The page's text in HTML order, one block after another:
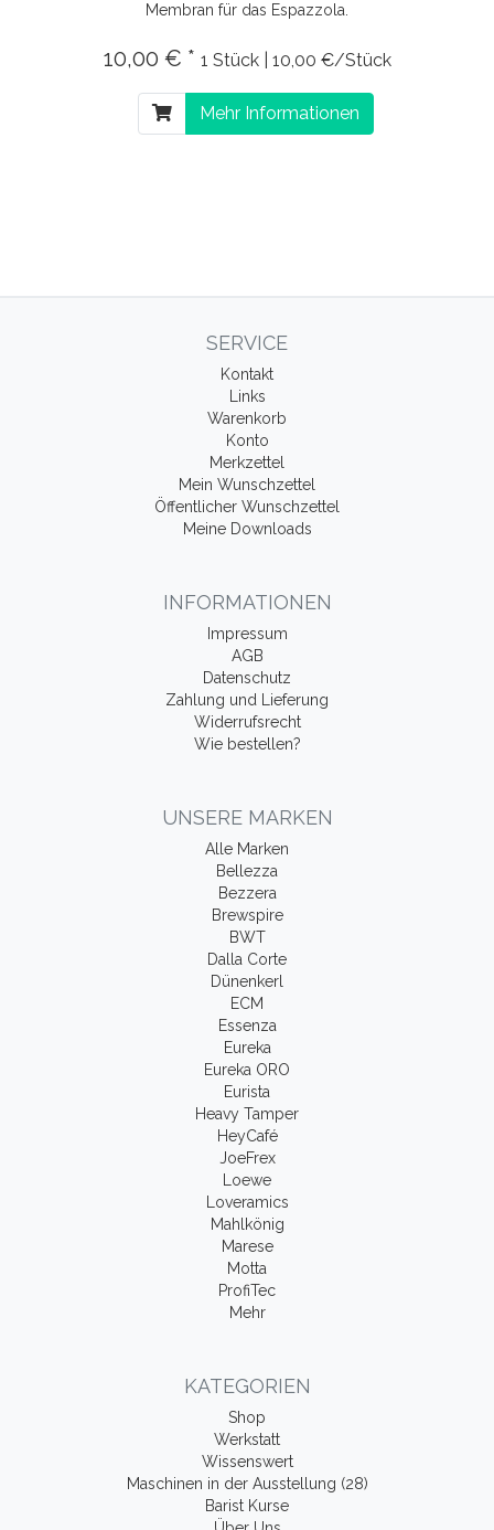
Membran für das Espazzola.
10,00 € * 1 Stück | 10,00 €/Stück
Mehr Informationen
SERVICE
Kontakt
Links
Warenkorb
Konto
Merkzettel
Mein Wunschzettel
Öffentlicher Wunschzettel
Meine Downloads
INFORMATIONEN
Impressum
AGB
Datenschutz
Zahlung und Lieferung
Widerrufsrecht
Wie bestellen?
UNSERE MARKEN
Alle Marken
Bellezza
Bezzera
Brewspire
BWT
Dalla Corte
Dünenkerl
ECM
Essenza
Eureka
Eureka ORO
Eurista
Heavy Tamper
HeyCafé
JoeFrex
Loewe
Loveramics
Mahlkönig
Marese
Motta
ProfiTec
Mehr
KATEGORIEN
Shop
Werkstatt
Wissenswert
Maschinen in der Ausstellung (28)
Barist Kurse